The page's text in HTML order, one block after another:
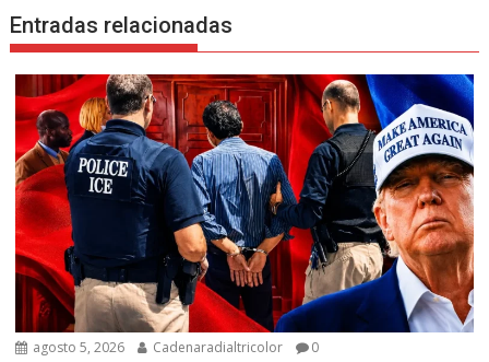
Entradas relacionadas
agosto 5, 2026 Cadenaradialtricolor 0